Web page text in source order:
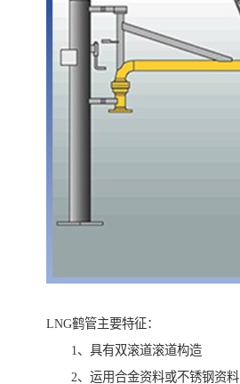
LNG鹤管主要特征：
1、具有双滚道滚道构造
2、运用合金资料或不锈钢资料